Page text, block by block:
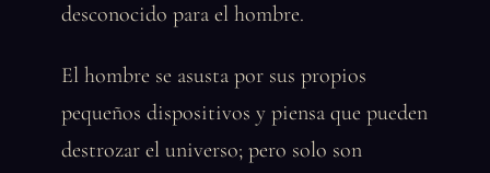
desconocido para el hombre.
El hombre se asusta por sus propios
pequeños dispositivos y piensa que pueden
destrozar el universo; pero solo son